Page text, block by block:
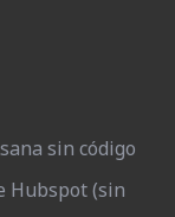
sin código
Hubspot (sin